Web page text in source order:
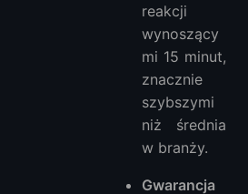
reakcji
wynoszący
mi 15 minut,
znacznie
szybszymi
niż średnia
w branży.
Gwarancja